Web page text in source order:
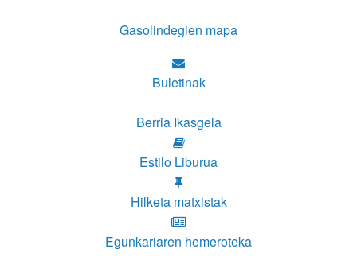
Gasolindegien mapa
Buletinak
Berria Ikasgela
Estilo Liburua
Hilketa matxistak
Egunkariaren hemeroteka